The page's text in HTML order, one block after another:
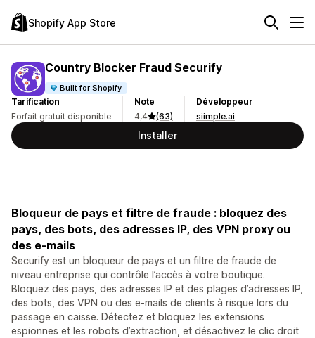
Shopify App Store
Country Blocker Fraud Securify
Built for Shopify
Tarification
Forfait gratuit disponible
Note
4,4
(63)
Développeur
siimple.ai
Installer
Bloqueur de pays et filtre de fraude : bloquez des
pays, des bots, des adresses IP, des VPN proxy ou
des e-mails
Securify est un bloqueur de pays et un filtre de fraude de
niveau entreprise qui contrôle l’accès à votre boutique.
Bloquez des pays, des adresses IP et des plages d’adresses IP,
des bots, des VPN ou des e-mails de clients à risque lors du
passage en caisse. Détectez et bloquez les extensions
espionnes et les robots d’extraction, et désactivez le clic droit